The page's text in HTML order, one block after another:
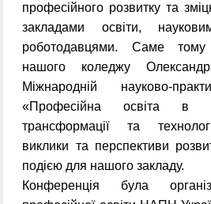
професійного розвитку та
закладами освіти,
роботодавцями. Саме тому
нашого коледжу
Міжнародній науково-
«Професійна освіта в
трансформації та
виклики та перспективи
подією для нашого закладу.
Конференція була